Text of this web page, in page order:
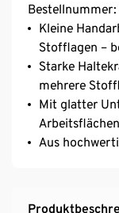
Bestellnummer:
Kleine
Stofflagen –
Starke
mehrere
Mit glatter
Arbeitsflächen
Aus